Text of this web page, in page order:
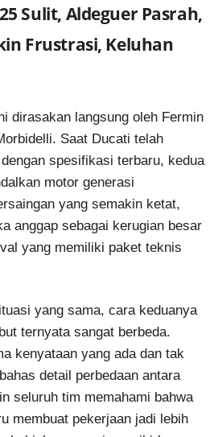
Sulit, Aldeguer Pasrah,
Frustrasi, Keluhan
dirasakan langsung oleh Fermin
Saat Ducati telah
spesifikasi terbaru, kedua
motor generasi
yang semakin ketat,
anggap sebagai kerugian besar
yang memiliki paket teknis
yang sama, cara keduanya
ternyata sangat berbeda.
kenyataan yang ada dan tak
detail perbedaan antara
seluruh tim memahami bahwa
membuat pekerjaan jadi lebih